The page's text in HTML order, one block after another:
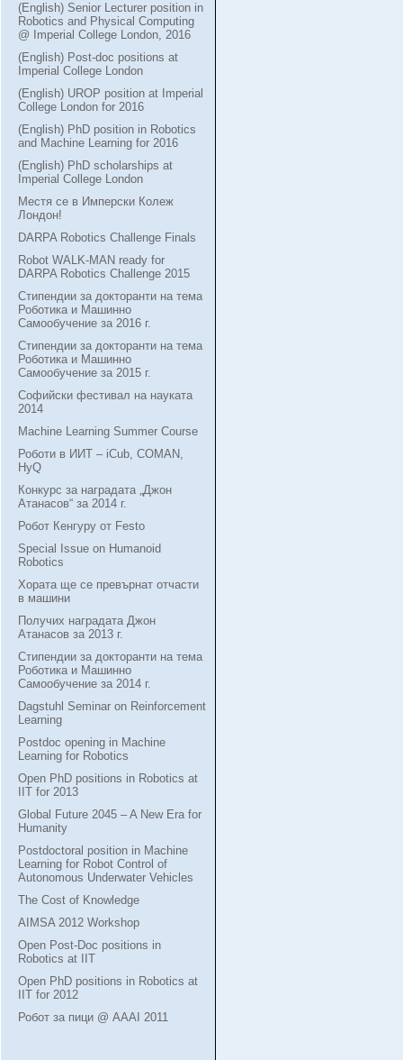
(English) Senior Lecturer position in
Robotics and Physical Computing
@ Imperial College London, 2016
(English) Post-doc positions at
Imperial College London
(English) UROP position at Imperial
College London for 2016
(English) PhD position in Robotics
and Machine Learning for 2016
(English) PhD scholarships at
Imperial College London
Местя се в Имперски Колеж
Лондон!
DARPA Robotics Challenge Finals
Robot WALK-MAN ready for
DARPA Robotics Challenge 2015
Стипендии за докторанти на тема
Роботика и Машинно
Самообучение за 2016 г.
Стипендии за докторанти на тема
Роботика и Машинно
Самообучение за 2015 г.
Софийски фестивал на науката
2014
Machine Learning Summer Course
Роботи в ИИТ – iCub, COMAN,
HyQ
Конкурс за наградата „Джон
Атанасов“ за 2014 г.
Робот Кенгуру от Festo
Special Issue on Humanoid
Robotics
Хората ще се превърнат отчасти
в машини
Получих наградата Джон
Атанасов за 2013 г.
Стипендии за докторанти на тема
Роботика и Машинно
Самообучение за 2014 г.
Dagstuhl Seminar on Reinforcement
Learning
Postdoc opening in Machine
Learning for Robotics
Open PhD positions in Robotics at
IIT for 2013
Global Future 2045 – A New Era for
Humanity
Postdoctoral position in Machine
Learning for Robot Control of
Autonomous Underwater Vehicles
The Cost of Knowledge
AIMSA 2012 Workshop
Open Post-Doc positions in
Robotics at IIT
Open PhD positions in Robotics at
IIT for 2012
Робот за пици @ AAAI 2011